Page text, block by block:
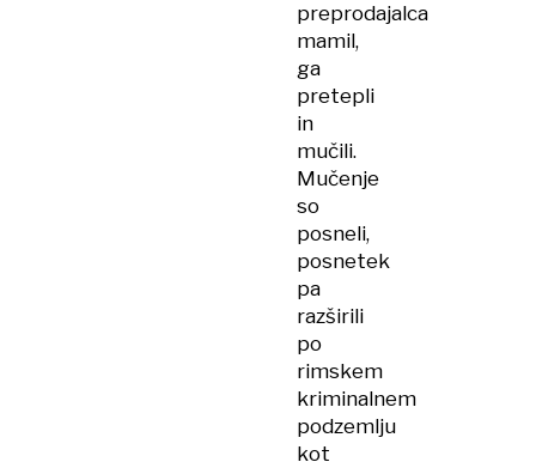
preprodajalca
mamil,
ga
pretepli
in
mučili.
Mučenje
so
posneli,
posnetek
pa
razširili
po
rimskem
kriminalnem
podzemlju
kot